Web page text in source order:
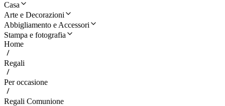
Casa
Arte e Decorazioni
Abbigliamento e Accessori
Stampa e fotografia
Home
Regali
Per occasione
Regali Comunione